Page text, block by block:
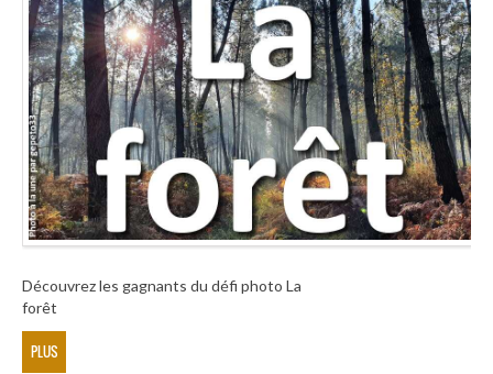
Découvrez les gagnants du défi photo La
forêt
PLUS